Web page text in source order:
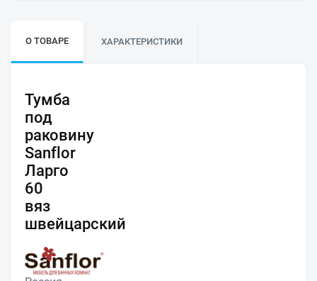
О ТОВАРЕ ХАРАКТЕРИСТИКИ
Тумба
под
раковину
Sanflor
Ларго
60
вяз
швейцарский